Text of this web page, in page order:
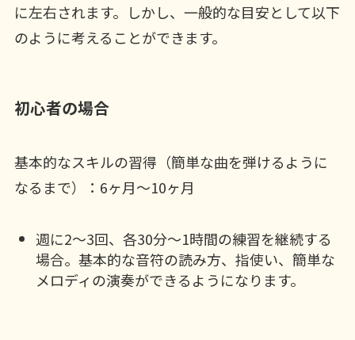
に左右されます。しかし、一般的な目安として以下
のように考えることができます。
初心者の場合
基本的なスキルの習得（簡単な曲を弾けるように
なるまで）：6ヶ月〜10ヶ月
週に2〜3回、各30分〜1時間の練習を継続する
場合。基本的な音符の読み方、指使い、簡単な
メロディの演奏ができるようになります。